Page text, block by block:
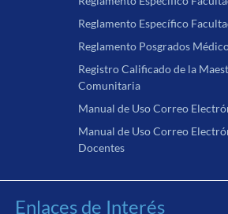
Reglamento Específico
Reglamento Posgrados
Registro Calificado de la
Comunitaria
Manual de Uso Correo
Manual de Uso Correo
Docentes
Enlaces de Interés